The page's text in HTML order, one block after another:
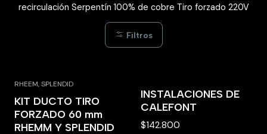
recirculación Serpentín 100% de cobre Tiro forzado 220V
Filtros
No disponible
RHEEM, SPLENDID
KIT DUCTO TIRO
FORZADO 60 mm
RHEMM Y SPLENDID
INSTALACIONES DE
CALEFONT
$142.800